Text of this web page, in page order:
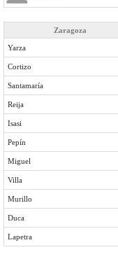
Zaragoza
Yarza
Cortizo
Santamaría
Reija
Isasi
Pepín
Miguel
Villa
Murillo
Duca
Lapetra